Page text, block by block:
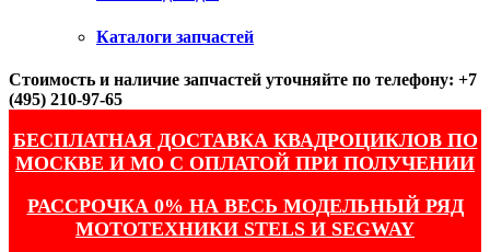
Каталоги запчастей
Стоимость и наличие запчастей уточняйте по телефону: +7
(495) 210-97-65
БЕСПЛАТНАЯ ДОСТАВКА КВАДРОЦИКЛОВ ПО
МОСКВЕ И МО С ОПЛАТОЙ ПРИ ПОЛУЧЕНИИ
РАССРОЧКА 0% НА ВЕСЬ МОДЕЛЬНЫЙ РЯД
МОТОТЕХНИКИ STELS И SEGWAY